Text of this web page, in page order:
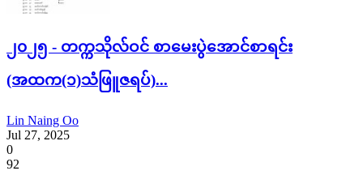
၂၀၂၅ - တက္ကသိုလ်ဝင် စာမေးပွဲအောင်စာရင်း
(အထက(၁)သံဖြူဇရပ်)...
Lin Naing Oo
Jul 27, 2025
0
92